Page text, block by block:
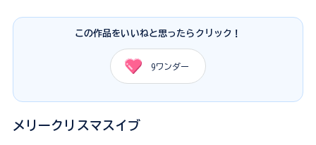
この作品をいいねと思ったらクリック！
9ワンダー
メリークリスマスイブ